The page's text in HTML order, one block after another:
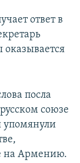
ответ в
оказывается
посла
союзе
упомянули
на Армению.